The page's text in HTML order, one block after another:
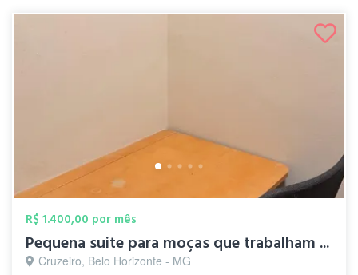
R$ 1.400,00 por mês
Pequena suite para moças que trabalham ...
Cruzeiro, Belo Horizonte - MG